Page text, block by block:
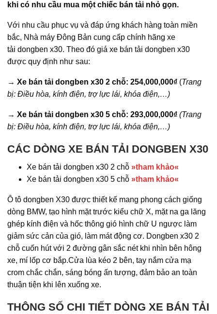
khi có nhu cầu mua một chiếc bán tải nhỏ gọn.
Với nhu cầu phục vụ và đáp ứng khách hàng toàn miền
bắc, Nhà máy Đông Bản cung cấp chính hãng xe
tải dongben x30. Theo đó giá xe bán tải dongben x30
được quy định như sau:
→ Xe bán tải dongben x30 2 chỗ: 254,000,000₫ (Trang
bị: Điều hòa, kính điện, trợ lực lái, khóa điện,…)
→ Xe bán tải dongben x30 5 chỗ: 293,000,000₫ (Trang
bị: Điều hòa, kính điện, trợ lực lái, khóa điện,…)
CÁC DÒNG XE BÁN TẢI DONGBEN X30
Xe bán tải dongben x30 2 chỗ »tham khảo«
Xe bán tải dongben x30 5 chỗ »tham khảo«
Ô tô dongben X30 được thiết kế mang phong cách giống
dòng BMW, tạo hình mặt trước kiểu chữ X, mặt na ga lăng
ghép kính điện và hốc thông gió hình chữ U ngược làm
giảm sức cản của gió, làm mát động cơ. Dongben x30 2
chỗ cuốn hút với 2 đường gân sắc nét khi nhìn bên hông
xe, mí lốp cơ bắp.Cửa lùa kéo 2 bên, tay nắm cửa mạ
crom chắc chắn, sáng bóng ấn tượng, đảm bảo an toàn
thuận tiện khi lên xuống xe.
THÔNG SỐ CHI TIẾT DÒNG XE BÁN TẢI